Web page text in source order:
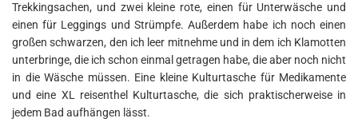
Trekkingsachen, und zwei kleine rote, einen für Unterwäsche und
einen für Leggings und Strümpfe. Außerdem habe ich noch einen
großen schwarzen, den ich leer mitnehme und in dem ich Klamotten
unterbringe, die ich schon einmal getragen habe, die aber noch nicht
in die Wäsche müssen. Eine kleine Kulturtasche für Medikamente
und eine XL reisenthel Kulturtasche, die sich praktischerweise in
jedem Bad aufhängen lässt.